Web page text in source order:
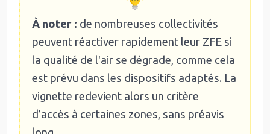
À noter : de nombreuses collectivités
peuvent réactiver rapidement leur ZFE si
la qualité de l'air se dégrade, comme cela
est prévu dans les dispositifs adaptés. La
vignette redevient alors un critère
d’accès à certaines zones, sans préavis